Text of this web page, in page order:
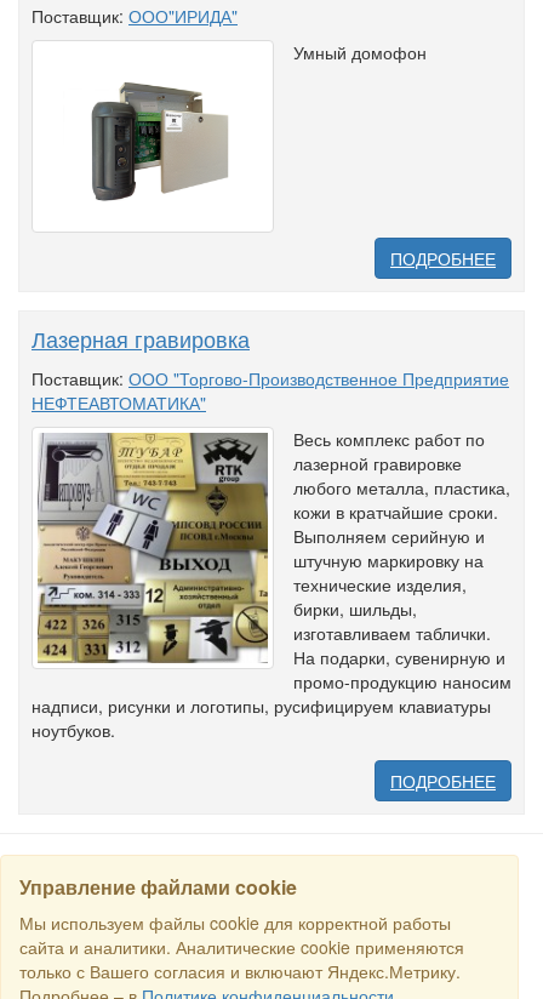
Поставщик: ООО"ИРИДА"
Умный домофон
ПОДРОБНЕЕ
Лазерная гравировка
Поставщик: ООО "Торгово-Производственное Предприятие
НЕФТЕАВТОМАТИКА"
Весь комплекс работ по
лазерной гравировке
любого металла, пластика,
кожи в кратчайшие сроки.
Выполняем серийную и
штучную маркировку на
технические изделия,
бирки, шильды,
изготавливаем таблички.
На подарки, сувенирную и
промо-продукцию наносим
надписи, рисунки и логотипы, русифицируем клавиатуры
ноутбуков.
ПОДРОБНЕЕ
Управление файлами cookie
Мы используем файлы cookie для корректной работы
сайта и аналитики. Аналитические cookie применяются
только с Вашего согласия и включают Яндекс.Метрику.
Все права защищены © 2016 Торговый Дом РСДС. E-mail:
sales@rstradehouse.com, Адрес: Россия, г. Москва, Малая